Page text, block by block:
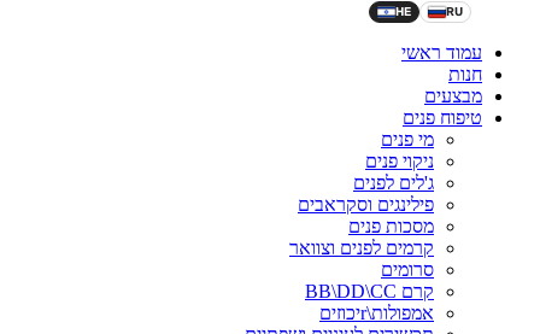
HE RU
עמוד ראשי
חנות
מבצעים
טיפוח פנים
מי פנים
ניקוי פנים
ג'לים לפנים
פילינגים וסקראבים
מסכות פנים
קרמים לפנים וצוואר
סרומים
קרם BB\DD\CC
אמפולות\rיכוזים